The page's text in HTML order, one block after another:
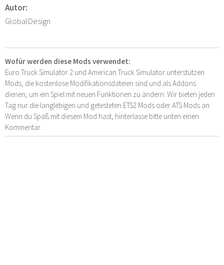
Autor:
GlobalDesign
Wofür werden diese Mods verwendet:
Euro Truck Simulator 2 und American Truck Simulator unterstützen
Mods, die kostenlose Modifikationsdateien sind und als Addons
dienen, um ein Spiel mit neuen Funktionen zu ändern. Wir bieten jeden
Tag nur die langlebigen und getesteten ETS2 Mods oder ATS Mods an.
Wenn du Spaß mit diesem Mod hast, hinterlasse bitte unten einen
Kommentar.